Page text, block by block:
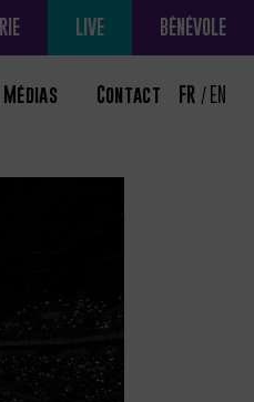
LIVE BÉNÉVOLE
Médias Contact FR EN